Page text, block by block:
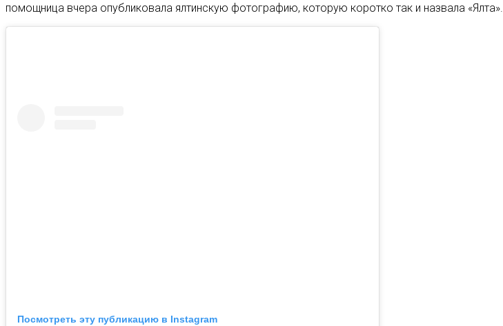
помощница вчера опубликовала ялтинскую фотографию, которую коротко так и назвала «Ялта».
Посмотреть эту публикацию в Instagram